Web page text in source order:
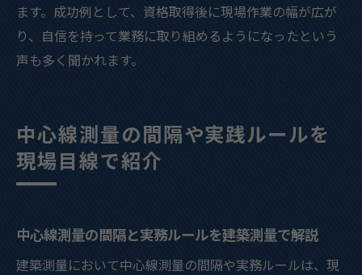
ます。成功例として、資格取得後に現場作業の幅が広が
り、自信を持って業務に取り組めるようになったという
声も多く聞かれます。
中心線測量の間隔や実践ルールを
現場目線で紹介
中心線測量の間隔と実務ルールを建築測量で解説
建築測量において中心線測量の間隔や実務ルールは、現